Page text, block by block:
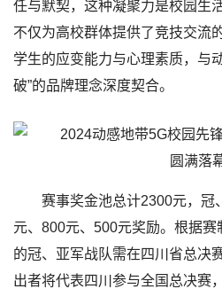
任与默契，这种凝聚力是校园生
不仅为高校群体提供了竞技交流
学生的应变能力与心理素质，与
破”的品牌理念深度契合。
赛事奖金池总计2300元，冠
元、800元、500元奖励。根据
的冠、亚军战队需在四川省总决
出者将代表四川参与全国总决赛